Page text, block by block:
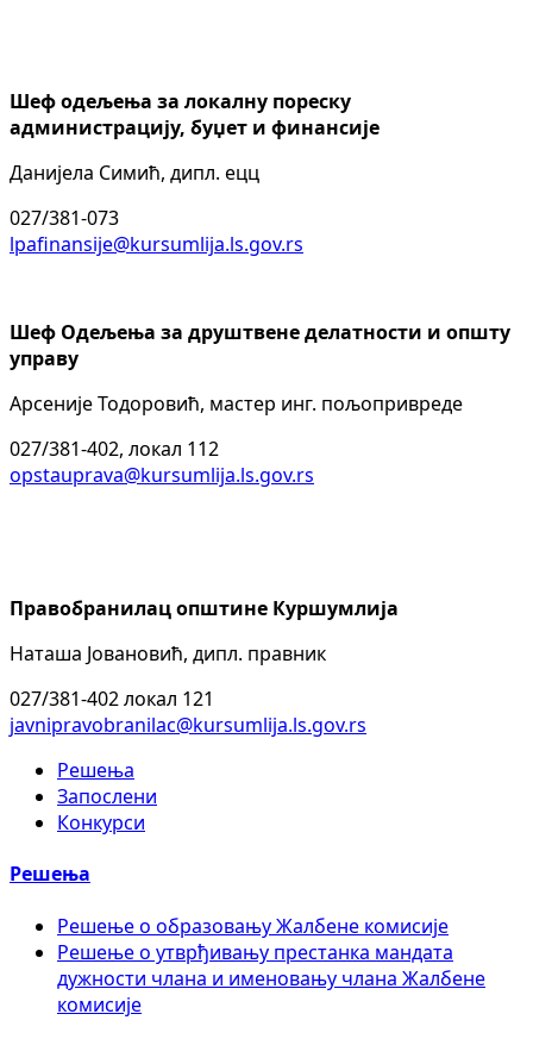
Шеф одељења за локалну пореску
администрацију, буџет и финансије
Данијела Симић, дипл. ецц
027/381-073
lpafinansije@kursumlija.ls.gov.rs
Шеф Одељења за друштвене делатности и општу
управу
Арсеније Тодоровић, мастер инг. пољопривреде
027/381-402, локал 112
opstauprava@kursumlija.ls.gov.rs
Правобранилац општине Куршумлија
Наташа Јовановић, дипл. правник
027/381-402 локал 121
javnipravobranilac@kursumlija.ls.gov.rs
Решења
Запослени
Конкурси
Решења
Решење о образовању Жалбене комисије
Решење о утврђивању престанка мандата
дужности члана и именовању члана Жалбене
комисије